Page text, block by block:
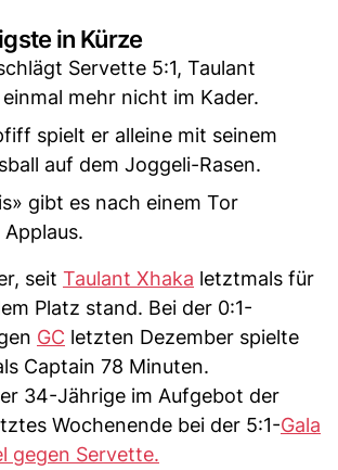
in Kürze
Servette 5:1, Taulant
mehr nicht im Kader.
spielt er alleine mit seinem
auf dem Joggeli-Rasen.
gibt es nach einem Tor
seit Taulant Xhaka letztmals für
Platz stand. Bei der 0:1-
GC letzten Dezember spielte
Captain 78 Minuten.
34-Jährige im Aufgebot der
Wochenende bei der 5:1-Gala
gegen Servette.